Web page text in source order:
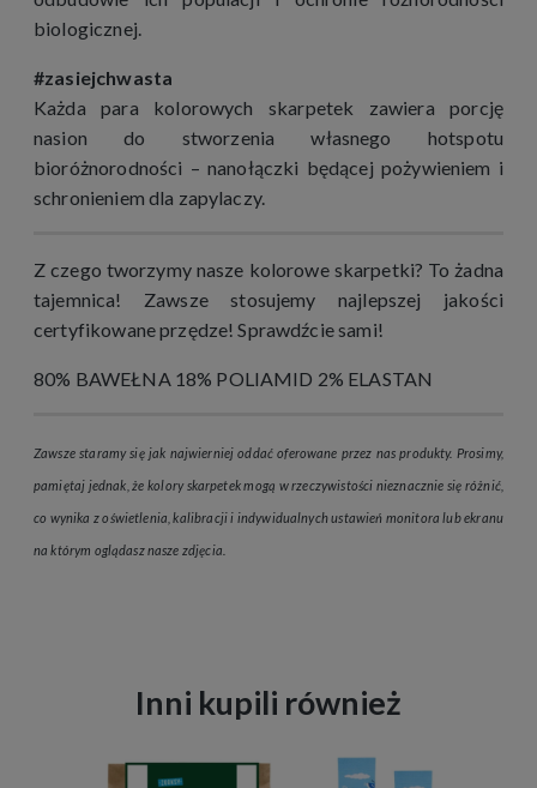
biologicznej.
#zasiejchwasta
Każda para kolorowych skarpetek zawiera porcję
nasion do stworzenia własnego hotspotu
bioróżnorodności – nanołączki będącej pożywieniem i
schronieniem dla zapylaczy.
Z czego tworzymy nasze kolorowe skarpetki? To żadna
tajemnica! Zawsze stosujemy najlepszej jakości
certyfikowane przędze! Sprawdźcie sami!
80% BAWEŁNA 18% POLIAMID 2% ELASTAN
Zawsze staramy się jak najwierniej oddać oferowane przez nas produkty. Prosimy,
pamiętaj jednak, że kolory skarpetek mogą w rzeczywistości nieznacznie się różnić,
co wynika z oświetlenia, kalibracji i indywidualnych ustawień monitora lub ekranu
na którym oglądasz nasze zdjęcia.
Inni kupili również